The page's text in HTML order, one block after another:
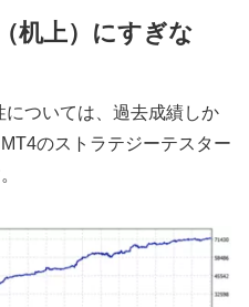
机上）にすぎな
については、過去成績しか
のストラテジーテスター